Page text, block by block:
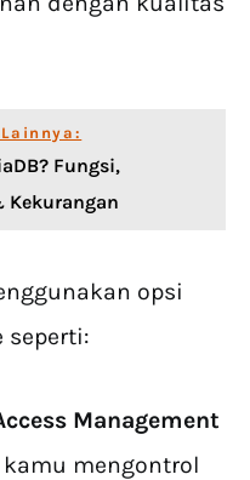
Fungsi,
Kekurangan
opsi
seperti:
Management
mengontrol